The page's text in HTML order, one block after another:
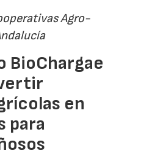
Agro-
BioChargae
en
para